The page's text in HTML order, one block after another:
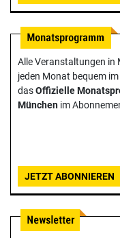
Alle Veranstaltungen in
jeden Monat bequem
dasOffizielle
München im
JETZT ABONNIEREN